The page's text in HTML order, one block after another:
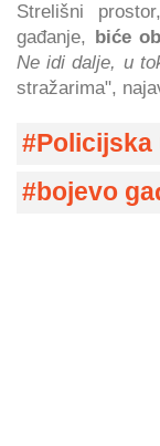
Strelišni
gađanje,
biće
Ne idi dalje, u
stražarima",
Policijska
bojevo